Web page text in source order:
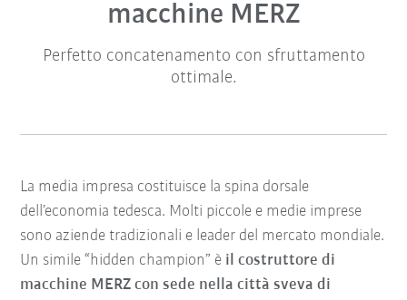
macchine MERZ
Perfetto concatenamento con sfruttamento
ottimale.
La media impresa costituisce la spina dorsale
dell’economia tedesca. Molti piccole e medie imprese
sono aziende tradizionali e leader del mercato mondiale.
Un simile “hidden champion” è il costruttore di
macchine MERZ con sede nella città sveva di